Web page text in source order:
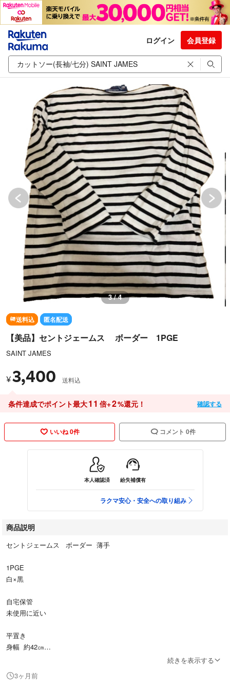
ログイン 会員登録
3 / 4
送料込 匿名配送
【美品】セントジェームス ボーダー 1PGE
SAINT JAMES
¥3,400 送料込
条件達成でポイント最大11 倍+2%還元！ 確認する
いいね 0件 コメント 0件
本人確認済 紛失補償有
ラクマ安心・安全への取り組み
商品説明
セントジェームス ボーダー 薄手
1PGE
白×黒
自宅保管
未使用に近い
平置き
身幅 約42㎝
続きを表示する
3ヶ月前